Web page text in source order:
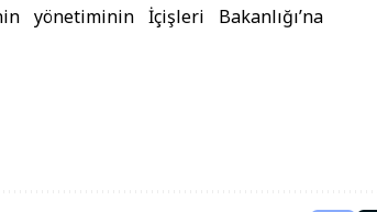
yönetiminin İçişleri Bakanlığı’na